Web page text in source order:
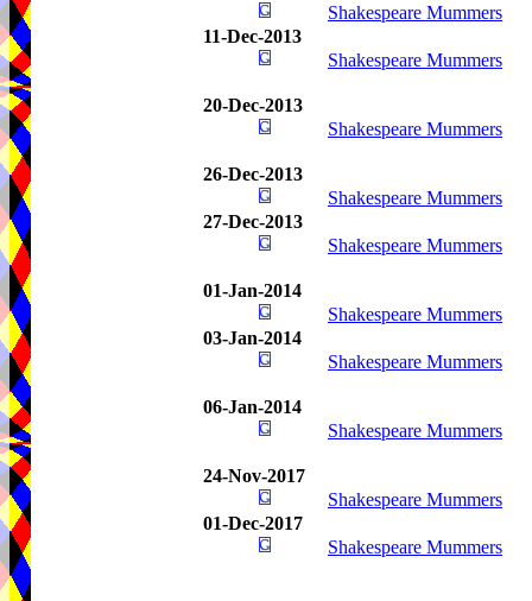
Shakespeare Mummers
11-Dec-2013
Shakespeare Mummers
20-Dec-2013
Shakespeare Mummers
26-Dec-2013
Shakespeare Mummers
27-Dec-2013
Shakespeare Mummers
01-Jan-2014
Shakespeare Mummers
03-Jan-2014
Shakespeare Mummers
06-Jan-2014
Shakespeare Mummers
24-Nov-2017
Shakespeare Mummers
01-Dec-2017
Shakespeare Mummers